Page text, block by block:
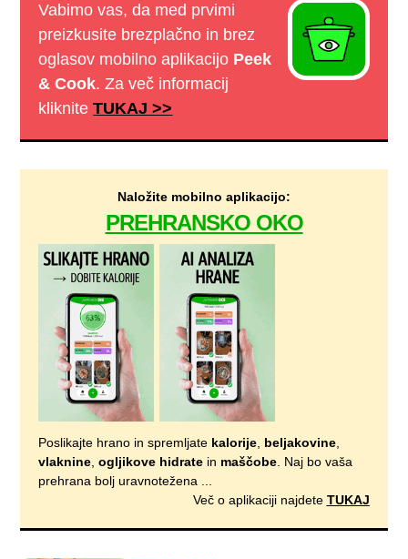
Vabimo vas, da med prvimi
preizkusite brezplačno in brez
oglasov mobilno aplikacijo Peek
& Cook. Za več informacij
klikniteTUKAJ >>
Naložite mobilno aplikacijo:
PREHRANSKO OKO
Poslikajte hrano in spremljate kalorije, beljakovine,
vlaknine,ogljikove hidrate in maščobe. Naj bo vaša
prehrana bolj uravnotežena ...
Več o aplikaciji najdete TUKAJ